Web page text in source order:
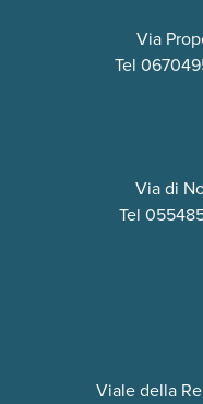
Via
Tel
Via di
Tel
Viale della